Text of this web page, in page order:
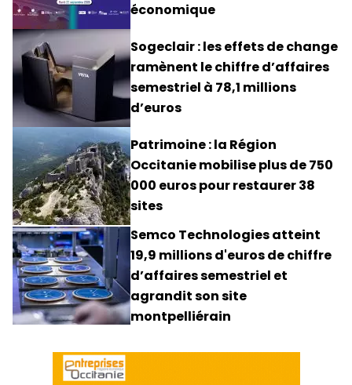
économique
Sogeclair : les effets de change
ramènent le chiffre d’affaires
semestriel à 78,1 millions
d’euros
Patrimoine : la Région
Occitanie mobilise plus de 750
000 euros pour restaurer 38
sites
Semco Technologies atteint
19,9 millions d'euros de chiffre
d’affaires semestriel et
agrandit son site
montpelliérain